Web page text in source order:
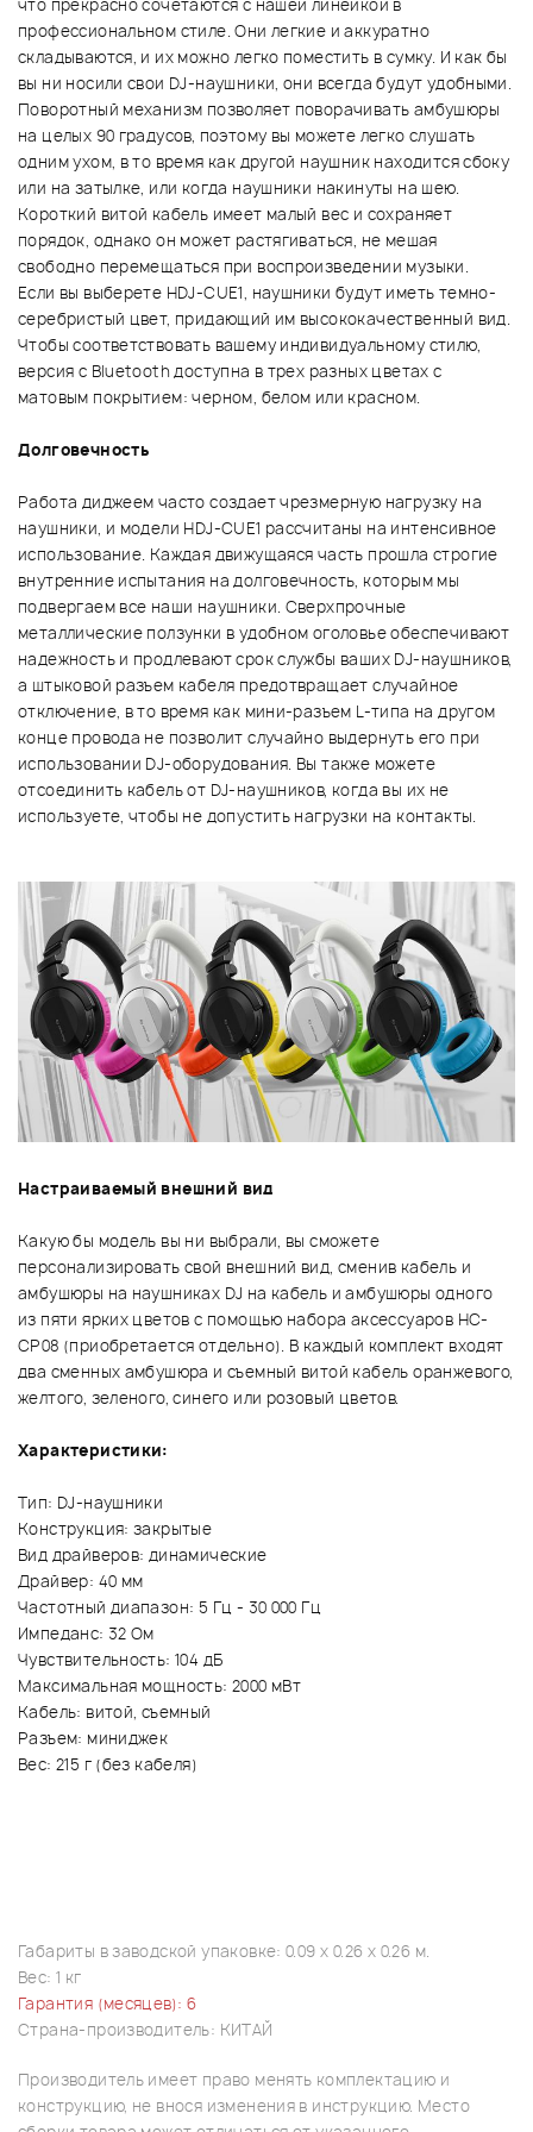
что прекрасно сочетаются с нашей линейкой в
профессиональном стиле. Они легкие и аккуратно
складываются, и их можно легко поместить в сумку. И как бы
вы ни носили свои DJ-наушники, они всегда будут удобными.
Поворотный механизм позволяет поворачивать амбушюры
на целых 90 градусов, поэтому вы можете легко слушать
одним ухом, в то время как другой наушник находится сбоку
или на затылке, или когда наушники накинуты на шею.
Короткий витой кабель имеет малый вес и сохраняет
порядок, однако он может растягиваться, не мешая
свободно перемещаться при воспроизведении музыки.
Если вы выберете HDJ-CUE1, наушники будут иметь темно-
серебристый цвет, придающий им высококачественный вид.
Чтобы соответствовать вашему индивидуальному стилю,
версия с Bluetooth доступна в трех разных цветах с
матовым покрытием: черном, белом или красном.
Долговечность
Работа диджеем часто создает чрезмерную нагрузку на
наушники, и модели HDJ-CUE1 рассчитаны на интенсивное
использование. Каждая движущаяся часть прошла строгие
внутренние испытания на долговечность, которым мы
подвергаем все наши наушники. Сверхпрочные
металлические ползунки в удобном оголовье обеспечивают
надежность и продлевают срок службы ваших DJ-наушников,
а штыковой разъем кабеля предотвращает случайное
отключение, в то время как мини-разъем L-типа на другом
конце провода не позволит случайно выдернуть его при
использовании DJ-оборудования. Вы также можете
отсоединить кабель от DJ-наушников, когда вы их не
используете, чтобы не допустить нагрузки на контакты.
Настраиваемый внешний вид
Какую бы модель вы ни выбрали, вы сможете
персонализировать свой внешний вид, сменив кабель и
амбушюры на наушниках DJ на кабель и амбушюры одного
из пяти ярких цветов с помощью набора аксессуаров HC-
CP08 (приобретается отдельно). В каждый комплект входят
два сменных амбушюра и съемный витой кабель оранжевого,
желтого, зеленого, синего или розовый цветов.
Характеристики:
Тип: DJ-наушники
Конструкция: закрытые
Вид драйверов: динамические
Драйвер: 40 мм
Частотный диапазон: 5 Гц - 30 000 Гц
Импеданс: 32 Ом
Чувствительность: 104 дБ
Максимальная мощность: 2000 мВт
Кабель: витой, съемный
Разъем: миниджек
Вес: 215 г (без кабеля)
Габариты в заводской упаковке: 0.09 x 0.26 x 0.26 м.
Вес: 1 кг
Гарантия (месяцев): 6
Страна-производитель: КИТАЙ
Производитель имеет право менять комплектацию и
конструкцию, не внося изменения в инструкцию. Место